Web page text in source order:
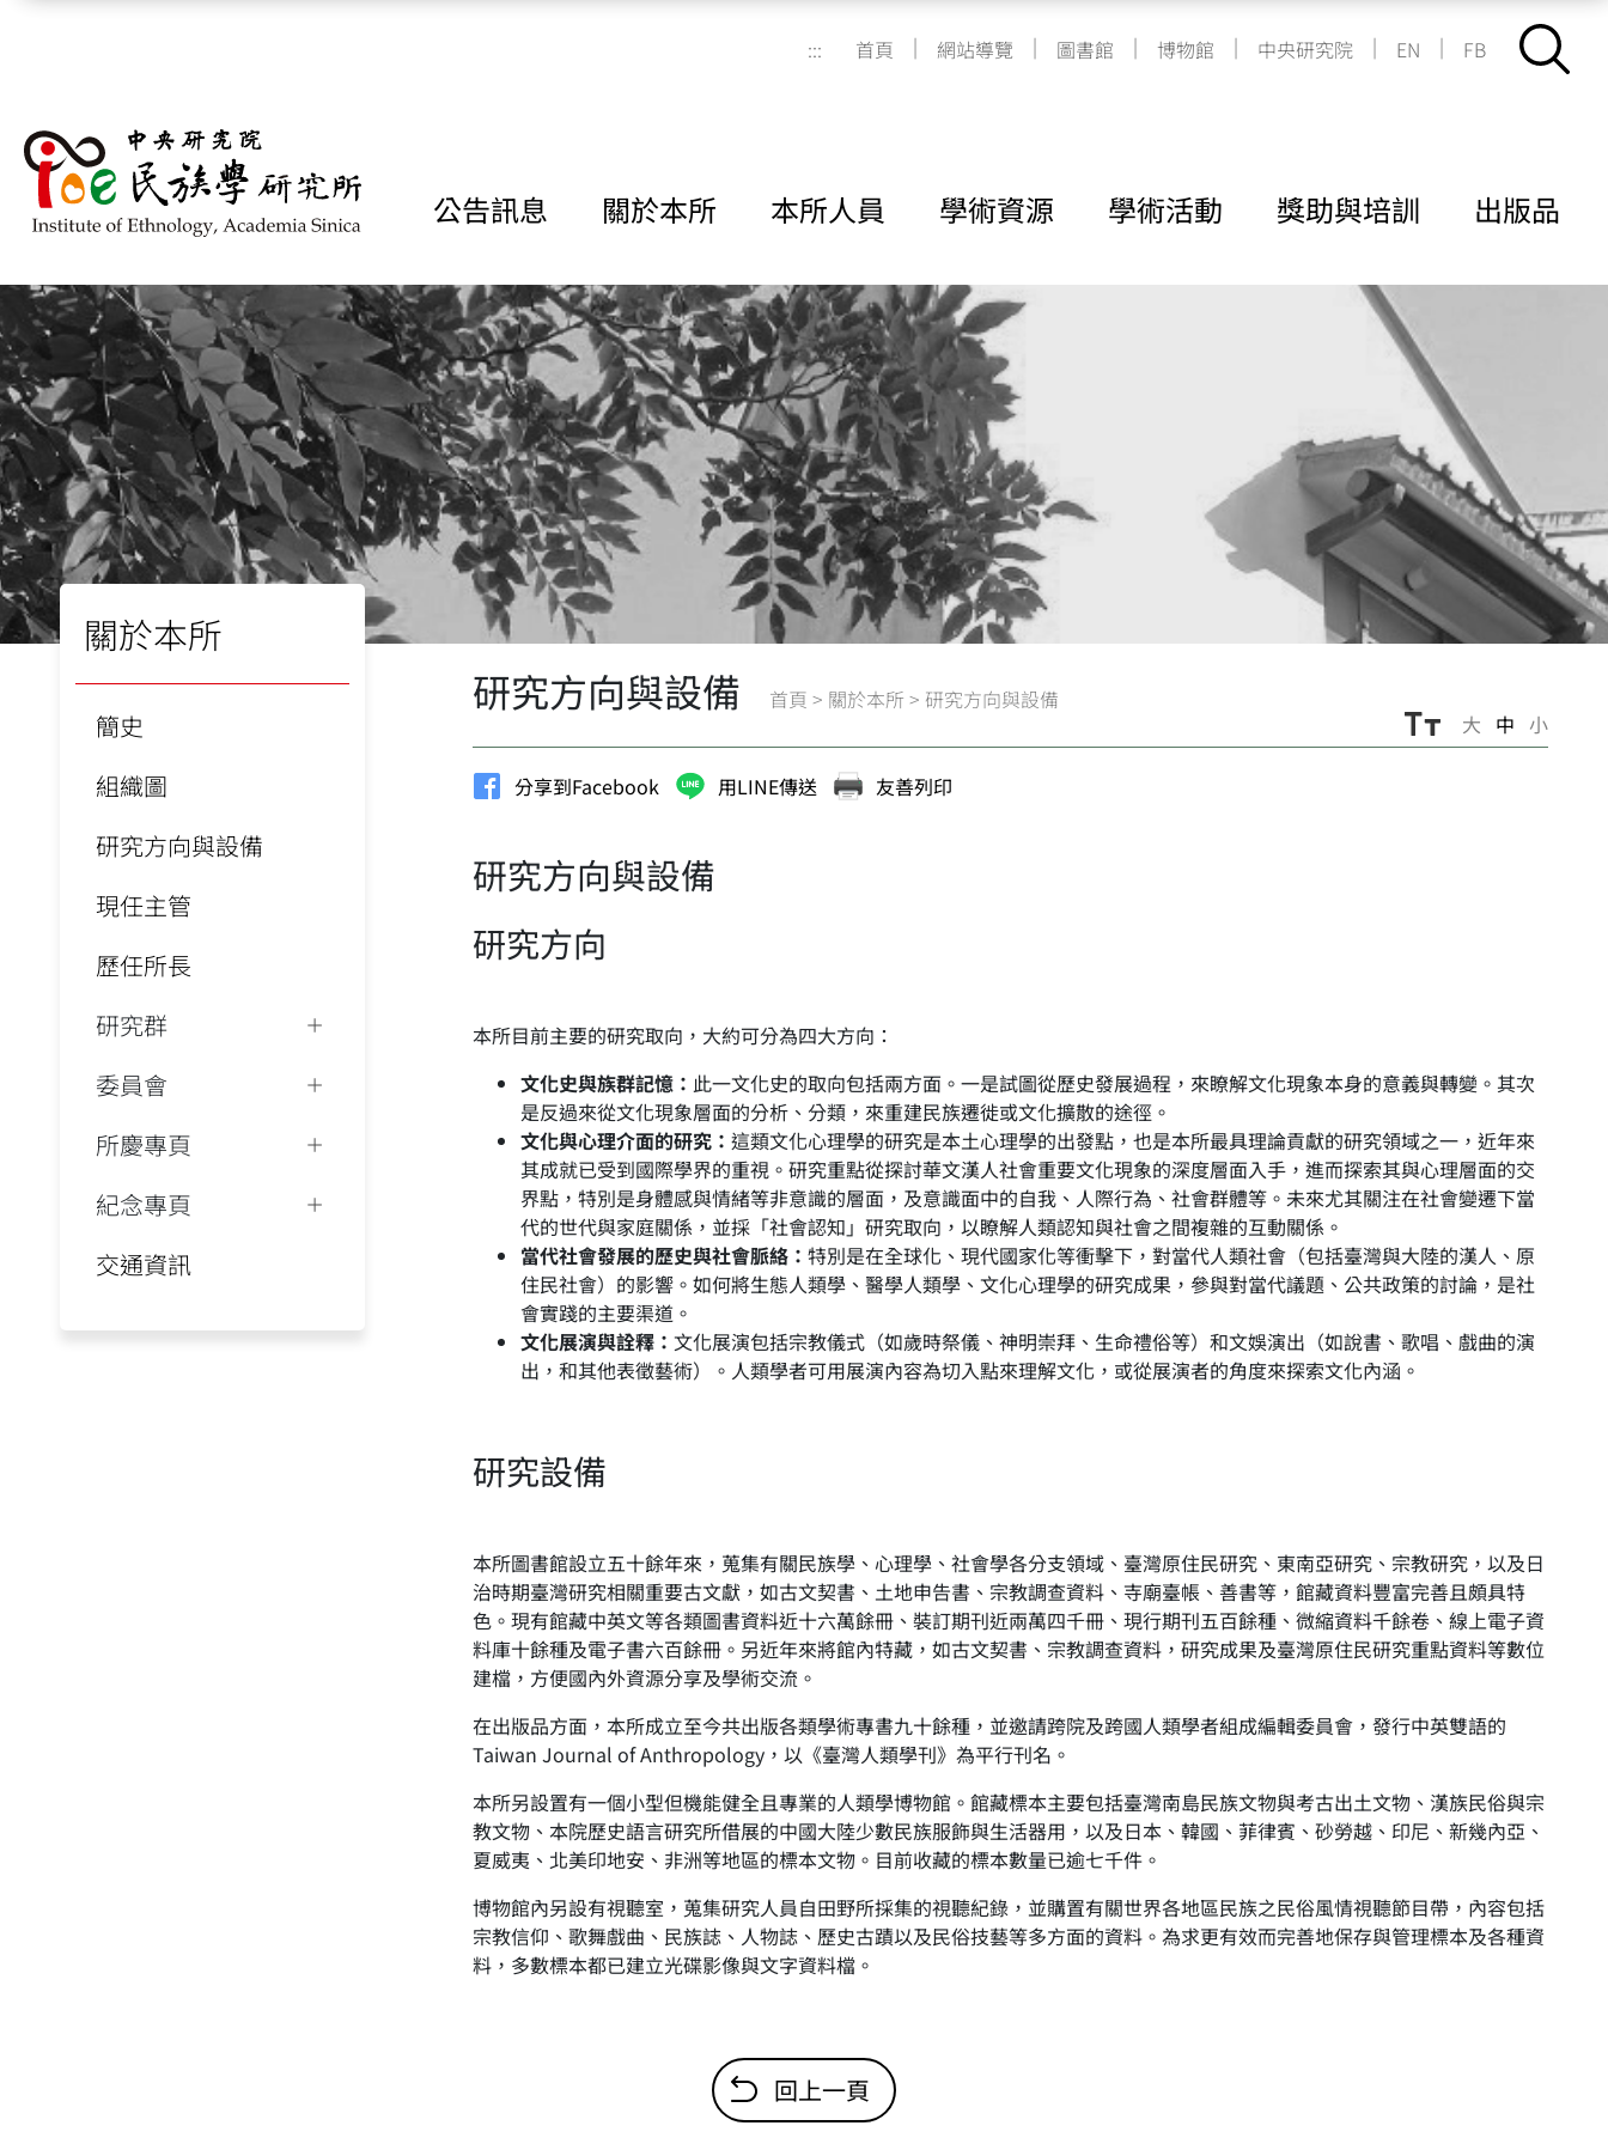
::: 首頁 | 網站導覽 | 圖書館 | 博物館 | 中央研究院 | EN | FB
公告訊息 關於本所 本所人員 學術資源 學術活動 獎助與培訓 出版品
關於本所
簡史
組織圖
研究方向與設備
現任主管
歷任所長
研究群
委員會
所慶專頁
紀念專頁
交通資訊
研究方向與設備 首頁 > 關於本所 > 研究方向與設備
大 中 小
分享到Facebook 用LINE傳送 友善列印
研究方向與設備
研究方向
本所目前主要的研究取向，大約可分為四大方向：
文化史與族群記憶： 此一文化史的取向包括兩方面。一是試圖從歷史發展過程，來瞭解文化現象本身的意義與轉變。其次
是反過來從文化現象層面的分析、分類，來重建民族遷徙或文化擴散的途徑。
文化與心理介面的研究：這類文化心理學的研究是本土心理學的出發點，也是本所最具理論貢獻的研究領域之一，近年來
其成就已受到國際學界的重視。研究重點從探討華文漢人社會重要文化現象的深度層面入手，進而探索其與心理層面的交
界點，特別是身體感與情緒等非意識的層面，及意識面中的自我、人際行為、社會群體等。未來尤其關注在社會變遷下當
代的世代與家庭關係，並採「社會認知」研究取向，以瞭解人類認知與社會之間複雜的互動關係。
當代社會發展的歷史與社會脈絡：特別是在全球化、現代國家化等衝擊下，對當代人類社會（包括臺灣與大陸的漢人、原
住民社會）的影響。如何將生態人類學、醫學人類學、文化心理學的研究成果，參與對當代議題、公共政策的討論，是社
會實踐的主要渠道。
文化展演與詮釋：文化展演包括宗教儀式（如歲時祭儀、神明崇拜、生命禮俗等）和文娛演出（如說書、歌唱、戲曲的演
出，和其他表徵藝術）。人類學者可用展演內容為切入點來理解文化，或從展演者的角度來探索文化內涵。
研究設備
本所圖書館設立五十餘年來，蒐集有關民族學、心理學、社會學各分支領域、臺灣原住民研究、東南亞研究、宗教研究，以及日
治時期臺灣研究相關重要古文獻，如古文契書、土地申告書、宗教調查資料、寺廟臺帳、善書等，館藏資料豐富完善且頗具特
色。現有館藏中英文等各類圖書資料近十六萬餘冊、裝訂期刊近兩萬四千冊、現行期刊五百餘種、微縮資料千餘卷、線上電子資
料庫十餘種及電子書六百餘冊。另近年來將館內特藏，如古文契書、宗教調查資料，研究成果及臺灣原住民研究重點資料等數位
建檔，方便國內外資源分享及學術交流。
在出版品方面，本所成立至今共出版各類學術專書九十餘種，並邀請跨院及跨國人類學者組成編輯委員會，發行中英雙語的
Taiwan Journal of Anthropology，以《臺灣人類學刊》為平行刊名。
本所另設置有一個小型但機能健全且專業的人類學博物館。館藏標本主要包括臺灣南島民族文物與考古出土文物、漢族民俗與宗
教文物、本院歷史語言研究所借展的中國大陸少數民族服飾與生活器用，以及日本、韓國、菲律賓、砂勞越、印尼、新幾內亞、
夏威夷、北美印地安、非洲等地區的標本文物。目前收藏的標本數量已逾七千件。
博物館內另設有視聽室，蒐集研究人員自田野所採集的視聽紀錄，並購置有關世界各地區民族之民俗風情視聽節目帶，內容包括
宗教信仰、歌舞戲曲、民族誌、人物誌、歷史古蹟以及民俗技藝等多方面的資料。為求更有效而完善地保存與管理標本及各種資
料，多數標本都已建立光碟影像與文字資料檔。
回上一頁